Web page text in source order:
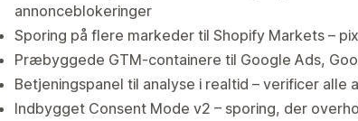
annonceblokeringer
Sporing på flere markeder til Shopify Markets –
Præbyggede GTM-containere til Google Ads,
Betjeningspanel til analyse i realtid – verificer
Indbygget Consent Mode v2 – sporing, der